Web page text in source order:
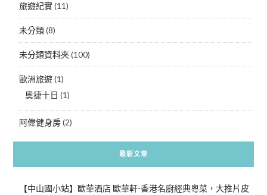
旅遊紀實(11)
未分類(8)
未分類資料夾(100)
歐洲旅遊(1)
奧捷十日 (1)
阿偉健身房(2)
最新文章
【中山國小站】歐華酒店 歐華軒-香港名廚經典粵菜，大推片皮